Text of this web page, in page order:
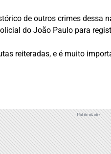
de outros crimes dessa
do João Paulo para
reiteradas, e é muito
Publicidade